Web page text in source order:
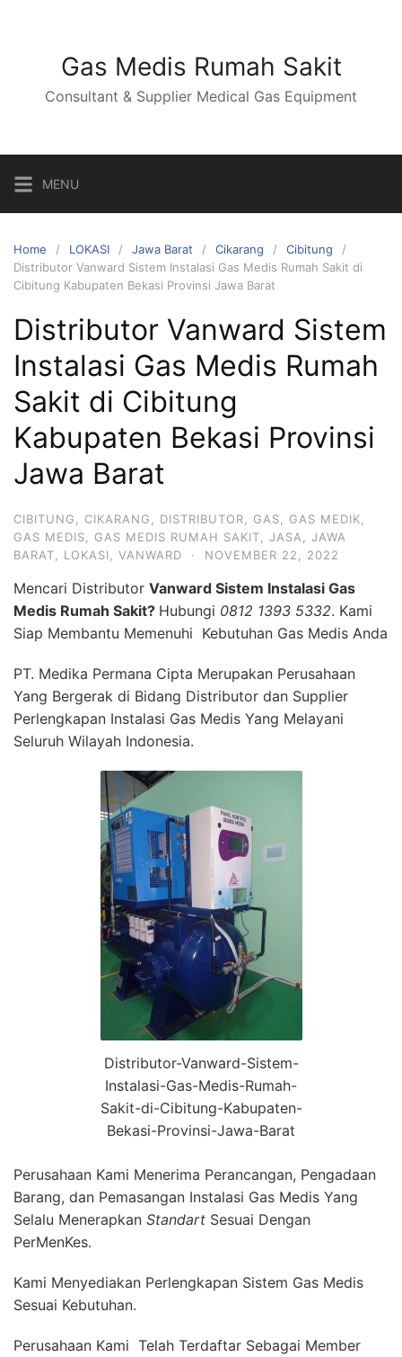
Gas Medis Rumah Sakit
Consultant & Supplier Medical Gas Equipment
MENU
Home LOKASI Jawa Barat Cikarang
Cibitung
Distributor Vanward Sistem Instalasi Gas Medis Rumah Sakit di
Cibitung Kabupaten Bekasi Provinsi Jawa Barat
Distributor Vanward Sistem
Instalasi Gas Medis Rumah
Sakit di Cibitung
Kabupaten Bekasi Provinsi
Jawa Barat
CIBITUNG CIKARANG DISTRIBUTOR GAS GAS MEDIK
GAS MEDIS
GAS MEDIS RUMAH SAKIT JASA
JAWA
BARAT
LOKASI VANWARD · NOVEMBER 22, 2022
Mencari Distributor Vanward Sistem Instalasi Gas
Medis Rumah Sakit? Hubungi 0812 1393 5332. Kami
Siap Membantu Memenuhi Kebutuhan Gas Medis Anda
PT. Medika Permana Cipta Merupakan Perusahaan
Yang Bergerak di Bidang Distributor dan Supplier
Perlengkapan Instalasi Gas Medis Yang Melayani
Seluruh Wilayah Indonesia.
Distributor-Vanward-Sistem-
Instalasi-Gas-Medis-Rumah-
Sakit-di-Cibitung-Kabupaten-
Bekasi-Provinsi-Jawa-Barat
Perusahaan Kami Menerima Perancangan, Pengadaan
Barang, dan Pemasangan Instalasi Gas Medis Yang
Selalu Menerapkan Standart Sesuai Dengan
PerMenKes.
Kami Menyediakan Perlengkapan Sistem Gas Medis
Sesuai Kebutuhan.
Perusahaan Kami Telah Terdaftar Sebagai Member